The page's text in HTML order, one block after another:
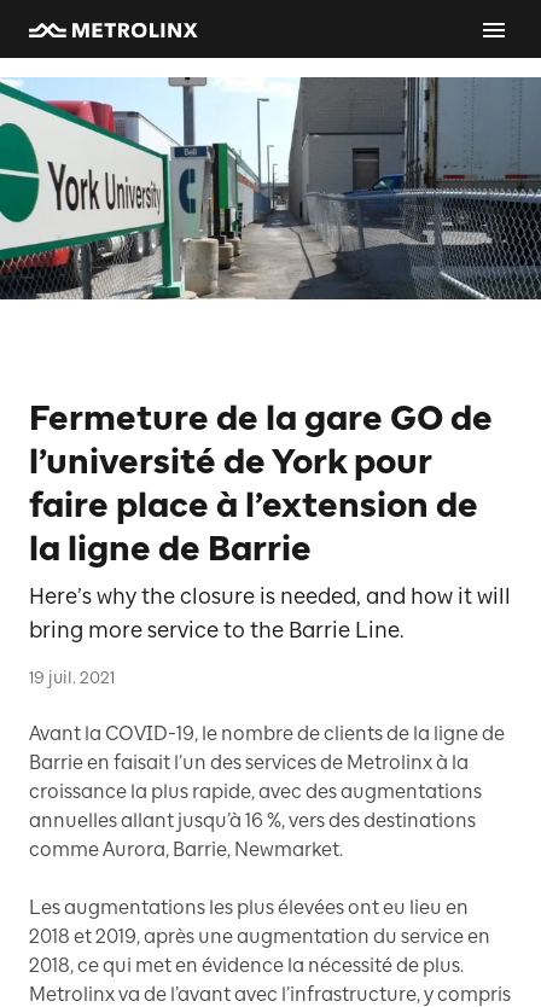
Fermeture de la gare GO de
l’université de York pour
faire place à l’extension de
la ligne de Barrie
Here’s why the closure is needed, and how it will
bring more service to the Barrie Line.
19 juil. 2021
Avant la COVID-19, le nombre de clients de la ligne de
Barrie en faisait l’un des services de Metrolinx à la
croissance la plus rapide, avec des augmentations
annuelles allant jusqu’à 16 %, vers des destinations
comme Aurora, Barrie, Newmarket.
Les augmentations les plus élevées ont eu lieu en
2018 et 2019, après une augmentation du service en
2018, ce qui met en évidence la nécessité de plus.
Metrolinx va de l’avant avec l’infrastructure, y compris